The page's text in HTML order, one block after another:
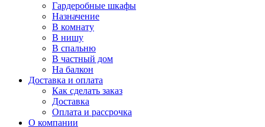
Гардеробные шкафы
Назначение
В комнату
В нишу
В спальню
В частный дом
На балкон
Доставка и оплата
Как сделать заказ
Доставка
Оплата и рассрочка
О компании